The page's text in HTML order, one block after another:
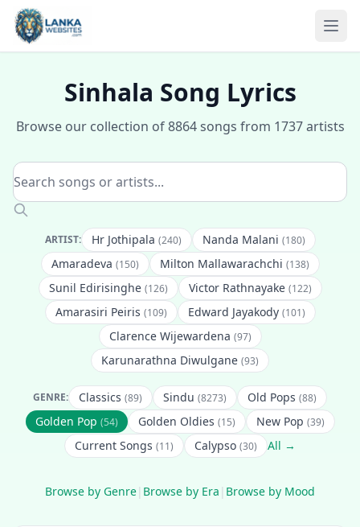
Skip to content
Sinhala Song Lyrics
Browse our collection of 8864 songs from 1737 artists
ARTIST: Hr Jothipala (240) Nanda Malani (180)
Amaradeva (150) Milton Mallawarachchi (138)
Sunil Edirisinghe (126) Victor Rathnayake (122)
Amarasiri Peiris (109) Edward Jayakody (101)
Clarence Wijewardena (97)
Karunarathna Diwulgane (93)
GENRE: Classics (89) Sindu (8273) Old Pops (88)
Golden Pop (54) Golden Oldies (15) New Pop (39)
Current Songs (11) Calypso (30) All →
Browse by Genre| Browse by Era | Browse by Mood